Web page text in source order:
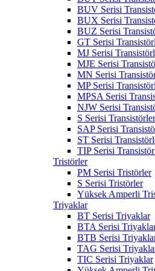
BUV Serisi
BUX Serisi
BUZ Serisi
GT Serisi
MJ Serisi
MJE Serisi
MN Serisi
MP Serisi
MPSA Serisi
NJW Serisi
S Serisi Transistörler
SAP Serisi
ST Serisi
TIP Serisi
Tristörler
PM Serisi Tristörler
S Serisi Tristörler
Yüksek Amperli
Triyaklar
BT Serisi Triyaklar
BTA Serisi
BTB Serisi
TAG Serisi
TIC Serisi Triyaklar